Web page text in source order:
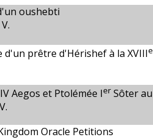
oushebti
d'un prêtre d'Hérishef à la XVIIIe
Aegos et Ptolémée Ier Sôter
Oracle Petitions